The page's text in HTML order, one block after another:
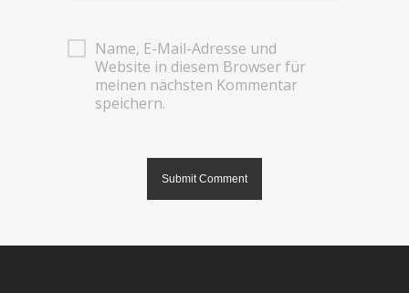
Name, E-Mail-Adresse und
Website in diesem Browser für
meinen nächsten Kommentar
speichern.